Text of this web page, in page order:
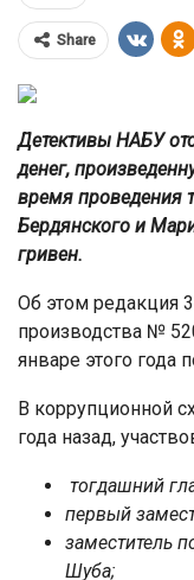
Share
Детективы НАБУ
денег,
время проведения
Бердянского и
гривен.
Об этом редакция
производства №
январе этого года
В коррупционной
года назад,
тогдашний
первый
заместитель
Шуба;